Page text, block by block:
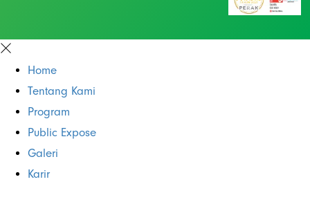
Home
Tentang Kami
Program
Public Expose
Galeri
Karir